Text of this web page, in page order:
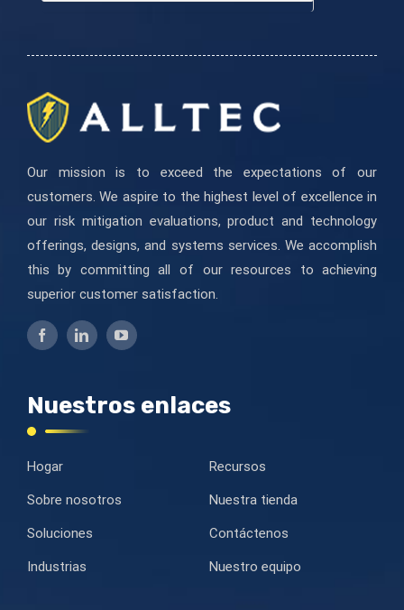
Our mission is to exceed the expectations of our
customers. We aspire to the highest level of excellence in
our risk mitigation evaluations, product and technology
offerings, designs, and systems services. We accomplish
this by committing all of our resources to achieving
superior customer satisfaction.
Nuestros enlaces
Hogar
Sobre nosotros
Soluciones
Industrias
Recursos
Nuestra tienda
Contáctenos
Nuestro equipo